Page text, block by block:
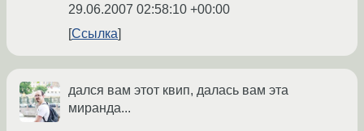
29.06.2007 02:58:10 +00:00
Ссылка
дался вам этот квип, далась вам эта
миранда...